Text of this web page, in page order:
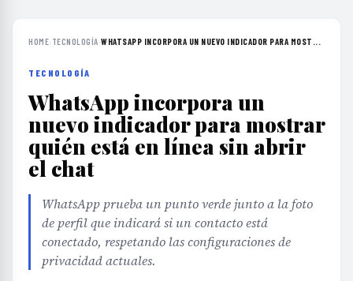
HOME› TECNOLOGÍA›WHATSAPP INCORPORA UN NUEVO INDICADOR PARA MOST...
TECNOLOGÍA
WhatsApp incorpora un
nuevo indicador para mostrar
quién está en línea sin abrir
el chat
WhatsApp prueba un punto verde junto a la foto
de perfil que indicará si un contacto está
conectado, respetando las configuraciones de
privacidad actuales.